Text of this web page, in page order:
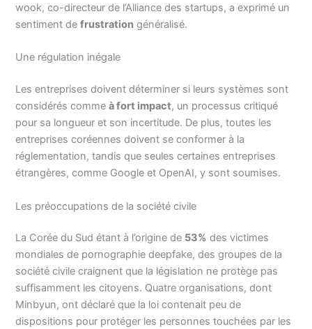
wook, co-directeur de l’Alliance des startups, a exprimé un
sentiment defrustration généralisé.
Une régulation inégale
Les entreprises doivent déterminer si leurs systèmes sont
considérés commeà fort impact, un processus critiqué
pour sa longueur et son incertitude. De plus, toutes les
entreprises coréennes doivent se conformer à la
réglementation, tandis que seules certaines entreprises
étrangères, comme Google et OpenAI, y sont soumises.
Les préoccupations de la société civile
La Corée du Sud étant à l’origine de 53% des victimes
mondiales de pornographie deepfake, des groupes de la
société civile craignent que la législation ne protège pas
suffisamment les citoyens. Quatre organisations, dont
Minbyun, ont déclaré que la loi contenait peu de
dispositions pour protéger les personnes touchées par les